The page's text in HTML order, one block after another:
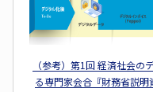
（参考）第1回 経済社会
る専門家会合『財務省説